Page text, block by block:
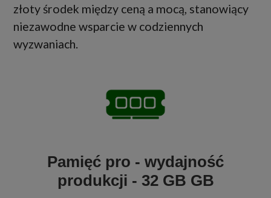
złoty środek między ceną a mocą, stanowiący
niezawodne wsparcie w codziennych
wyzwaniach.
Pamięć pro - wydajność
produkcji - 32 GB GB